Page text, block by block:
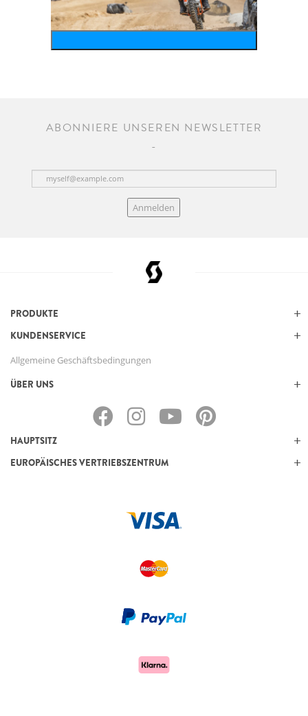
ABONNIERE UNSEREN NEWSLETTER
Anmelden
PRODUKTE
KUNDENSERVICE
Allgemeine Geschäftsbedingungen
ÜBER UNS
HAUPTSITZ
EUROPÄISCHES VERTRIEBSZENTRUM